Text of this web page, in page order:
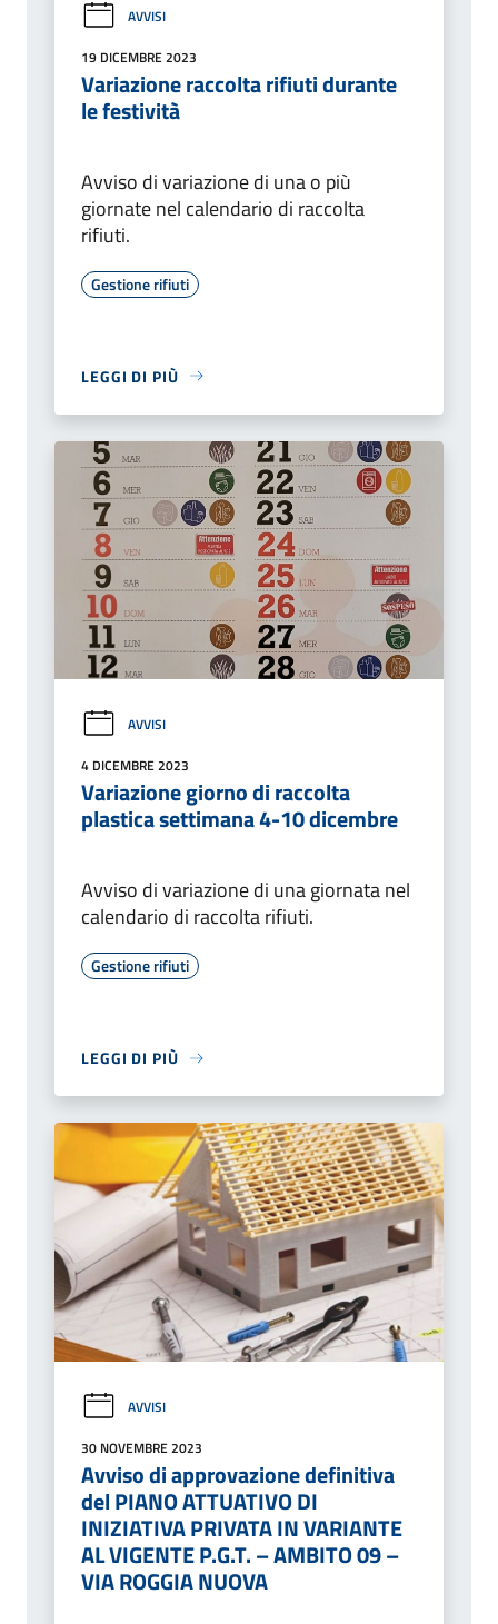
AVVISI
19 DICEMBRE 2023
Variazione raccolta rifiuti durante
le festività
Avviso di variazione di una o più
giornate nel calendario di raccolta
rifiuti.
Gestione rifiuti
LEGGI DI PIÙ
AVVISI
4 DICEMBRE 2023
Variazione giorno di raccolta
plastica settimana 4-10 dicembre
Avviso di variazione di una giornata nel
calendario di raccolta rifiuti.
Gestione rifiuti
LEGGI DI PIÙ
AVVISI
30 NOVEMBRE 2023
Avviso di approvazione definitiva
del PIANO ATTUATIVO DI
INIZIATIVA PRIVATA IN VARIANTE
AL VIGENTE P.G.T. – AMBITO 09 –
VIA ROGGIA NUOVA